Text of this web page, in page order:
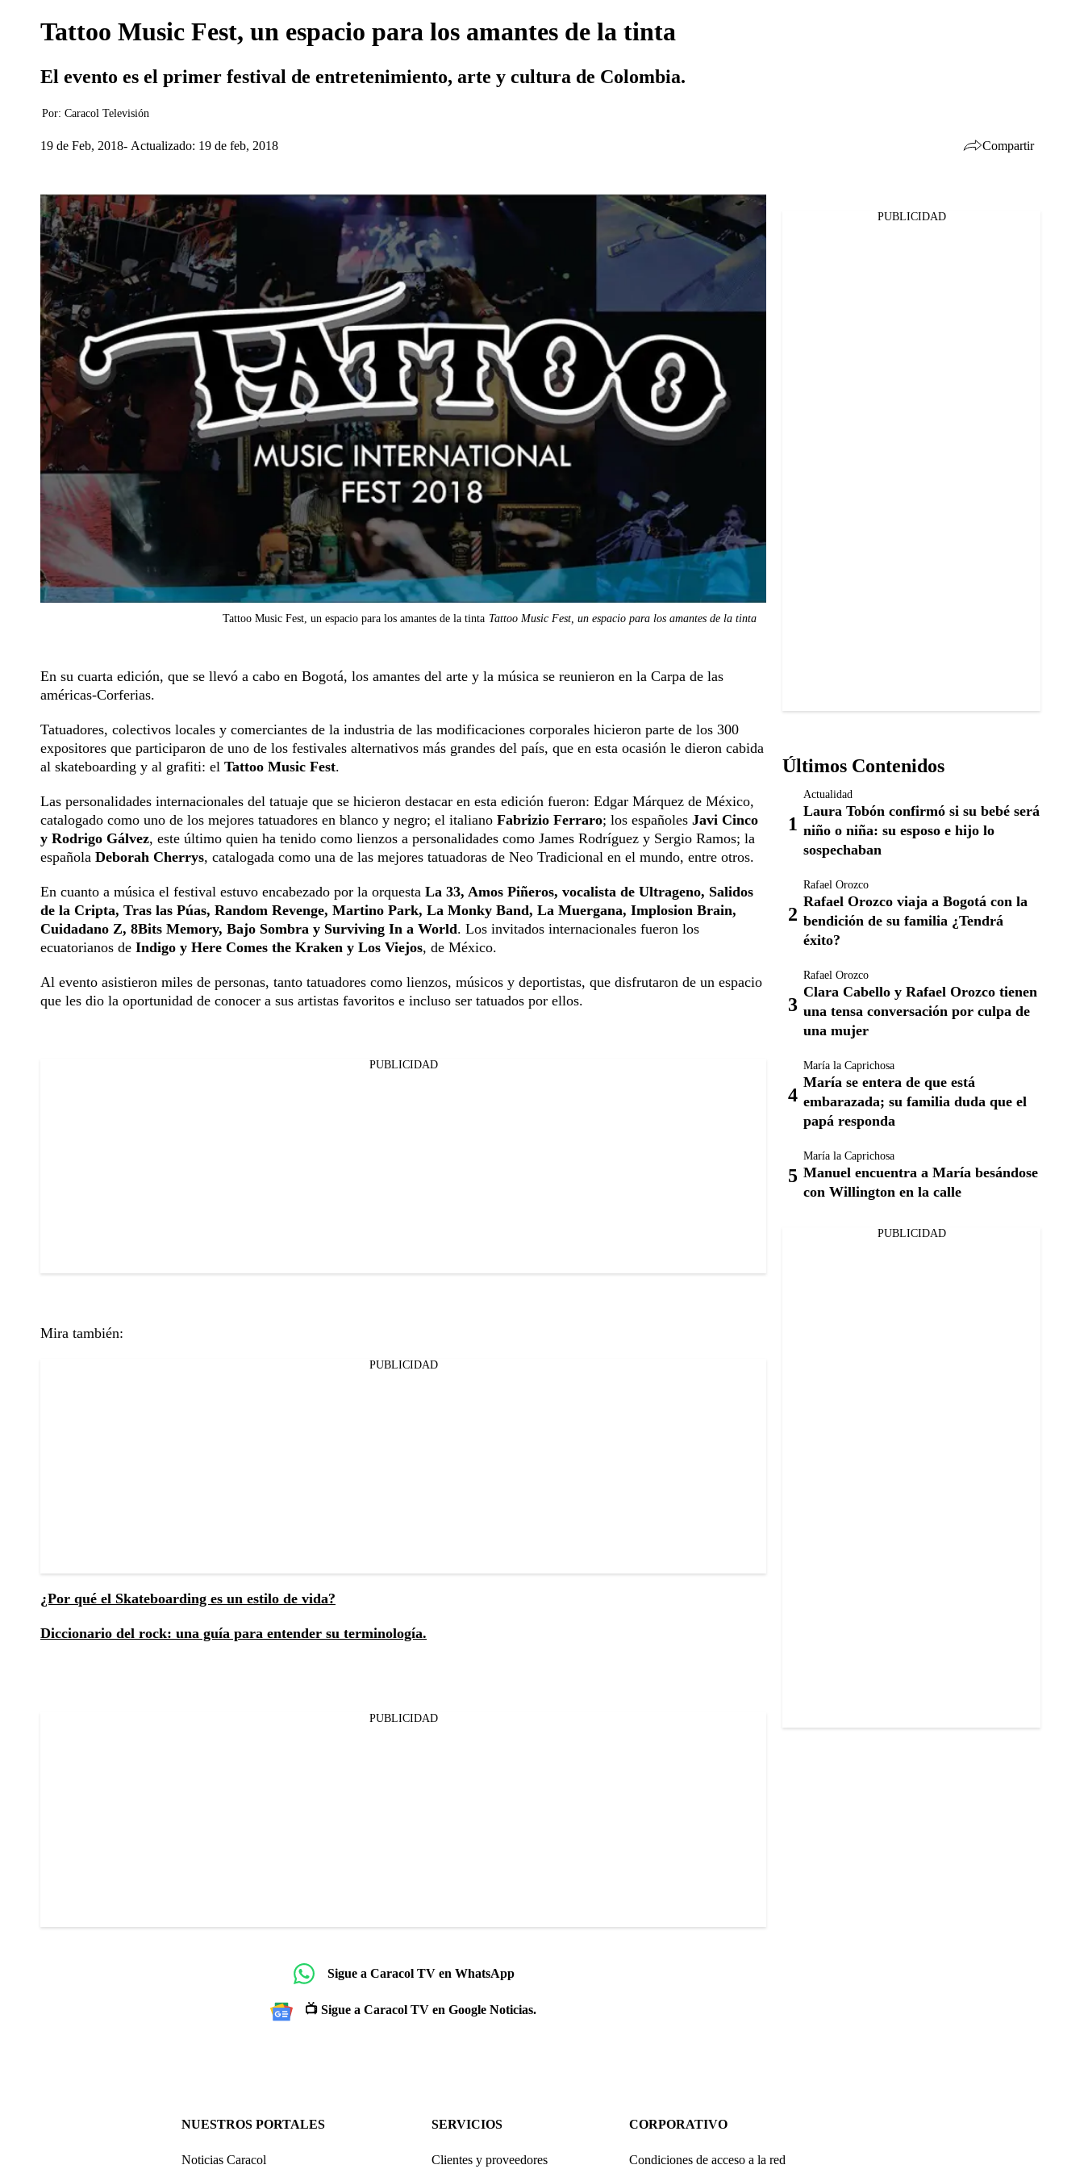
Tattoo Music Fest, un espacio para los amantes de la tinta
El evento es el primer festival de entretenimiento, arte y cultura de Colombia.
Por: Caracol Televisión
19 de Feb, 2018 Actualizado: 19 de feb, 2018 Compartir
Facebook
Tattoo Music Fest, un espacio para los amantes de la tinta Tattoo Music Fest, un espacio para los amantes de la tinta
En su cuarta edición, que se llevó a cabo en Bogotá, los amantes del arte y la música se reunieron en la Carpa de las
américas-Corferias.
Tatuadores, colectivos locales y comerciantes de la industria de las modificaciones corporales hicieron parte de los 300
expositores que participaron de uno de los festivales alternativos más grandes del país, que en esta ocasión le dieron cabida
al skateboarding y al grafiti: el Tattoo Music Fest.
Las personalidades internacionales del tatuaje que se hicieron destacar en esta edición fueron: Edgar Márquez de México,
catalogado como uno de los mejores tatuadores en blanco y negro; el italiano Fabrizio Ferraro; los españoles Javi Cinco
y Rodrigo Gálvez, este último quien ha tenido como lienzos a personalidades como James Rodríguez y Sergio Ramos; la
española Deborah Cherrys, catalogada como una de las mejores tatuadoras de Neo Tradicional en el mundo, entre otros.
En cuanto a música el festival estuvo encabezado por la orquesta La 33, Amos Piñeros, vocalista de Ultrageno, Salidos
de la Cripta, Tras las Púas, Random Revenge, Martino Park, La Monky Band, La Muergana, Implosion Brain,
Cuidadano Z, 8Bits Memory, Bajo Sombra y Surviving In a World. Los invitados internacionales fueron los
ecuatorianos de Indigo y Here Comes the Kraken y Los Viejos, de México.
Al evento asistieron miles de personas, tanto tatuadores como lienzos, músicos y deportistas, que disfrutaron de un espacio
que les dio la oportunidad de conocer a sus artistas favoritos e incluso ser tatuados por ellos.
PUBLICIDAD
Mira también:
PUBLICIDAD
¿Por qué el Skateboarding es un estilo de vida?
Diccionario del rock: una guía para entender su terminología.
PUBLICIDAD
Sigue a Caracol TV en WhatsApp
📺 Sigue a Caracol TV en Google Noticias.
PUBLICIDAD
Últimos Contenidos
Actualidad
Laura Tobón confirmó si su bebé será
niño o niña: su esposo e hijo lo
sospechaban
Rafael Orozco
Rafael Orozco viaja a Bogotá con la
bendición de su familia ¿Tendrá
éxito?
Rafael Orozco
Clara Cabello y Rafael Orozco tienen
una tensa conversación por culpa de
una mujer
María la Caprichosa
María se entera de que está
embarazada; su familia duda que el
papá responda
María la Caprichosa
Manuel encuentra a María besándose
con Willington en la calle
PUBLICIDAD
NUESTROS PORTALES
Noticias Caracol
SERVICIOS
Clientes y proveedores
CORPORATIVO
Condiciones de acceso a la red